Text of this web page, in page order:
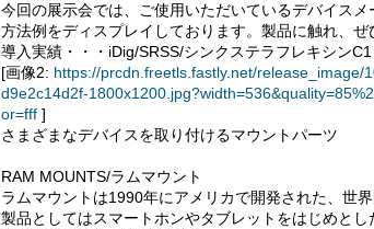
今回の展示会では、ご使用いただいているデバイス
方法例をディスプレイしております。製品に触れ、ぜ
導入実績・・・iDig/SRSS/シンクステラフレキシンC1
[画像2: https://prcdn.freetls.fastly.net/
d9e2c14d2f-
or=fff ]
さまざまなデバイスを取り付けるマウントパーツ
RAM MOUNTS/ラムマウント
ラムマウントは1990年にアメリカで開発された、世
製品としてはスマートホンやタブレットをはじめと